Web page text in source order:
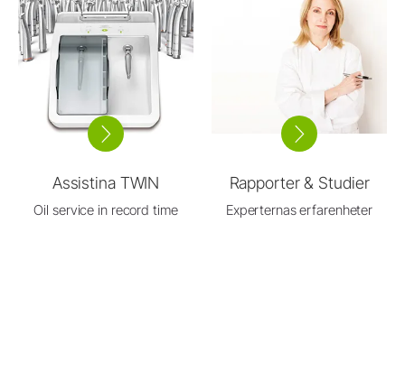
Assistina TWIN
Oil service in record time
Rapporter & Studier
Experternas erfarenheter